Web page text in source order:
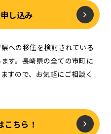
し込み
への移住を検討されている
す。長崎県の全ての市町に
すので、お気軽にご相談く
こちら！